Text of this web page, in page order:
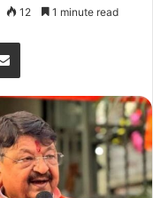
12 1 minute read